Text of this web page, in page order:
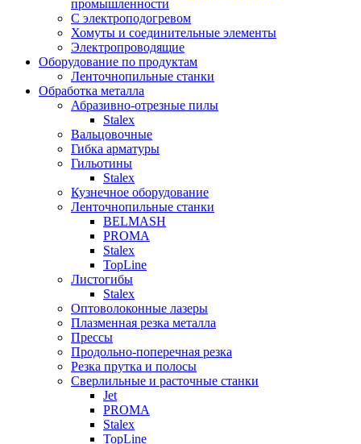
промышленности
С электроподогревом
Хомуты и соединительные элементы
Электропроводящие
Оборудование по продуктам
Ленточнопильные станки
Обработка металла
Абразивно-отрезные пилы
Stalex
Вальцовочные
Гибка арматуры
Гильотины
Stalex
Кузнечное оборудование
Ленточнопильные станки
BELMASH
PROMA
Stalex
TopLine
Листогибы
Stalex
Оптоволоконные лазеры
Плазменная резка металла
Прессы
Продольно-поперечная резка
Резка прутка и полосы
Сверлильные и расточные станки
Jet
PROMA
Stalex
TopLine